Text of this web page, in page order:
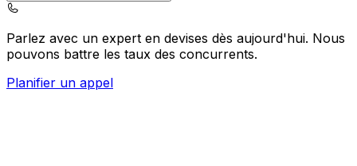
Parlez avec un expert en devises dès aujourd'hui. Nous
pouvons battre les taux des concurrents.
Planifier un appel